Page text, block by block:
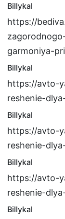
Billykal
https://
garmoniya-
Billykal
https://avto-
reshenie-
Billykal
https://avto-
reshenie-
Billykal
https://avto-
reshenie-
Billykal